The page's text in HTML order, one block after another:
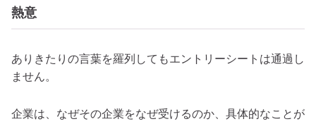
熱意
ありきたりの言葉を羅列してもエントリーシートは通過し
ません。
企業は、なぜその企業をなぜ受けるのか、具体的なことが